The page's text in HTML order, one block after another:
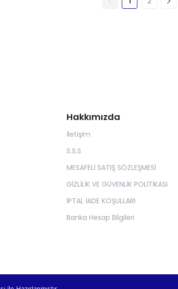
Hakkımızda
İletişim
S.S.S
MESAFELİ SATIŞ SÖZLEŞMESİ
GİZLİLİK VE GÜVENLİK POLİTİKASI
İPTAL İADE KOŞULLARI
Banka Hesap Bilgileri